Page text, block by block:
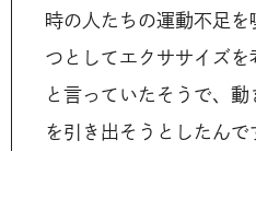
時の人たちの運動不足
つとしてエクササイズ
と言っていたそうで、
を引き出そうとしたんで